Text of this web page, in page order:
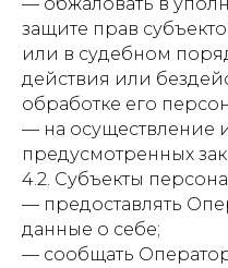
защите прав
или в судебном
действия или
обработке его
— на осуществление
предусмотренных
4.2. Субъекты
— предоставлять
данные о себе;
— сообщать